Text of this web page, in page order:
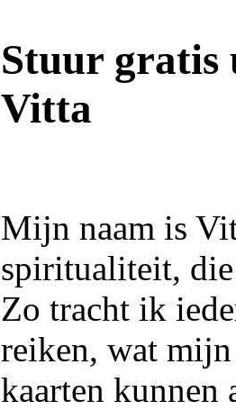
Stuur gratis
Vitta
Mijn naam is
spiritualiteit, die
Zo tracht ik
reiken, wat
kaarten kunnen